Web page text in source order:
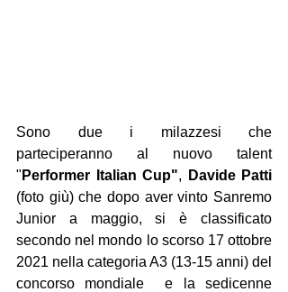
Sono due i milazzesi che
parteciperanno al nuovo talent
" Performer Italian Cup",
Davide Patti
(foto giù) che dopo aver vinto Sanremo
Junior a maggio, si è classificato
secondo nel mondo lo scorso 17 ottobre
2021 nella categoria A3 (13-15 anni) del
concorso mondiale  e la sedicenne